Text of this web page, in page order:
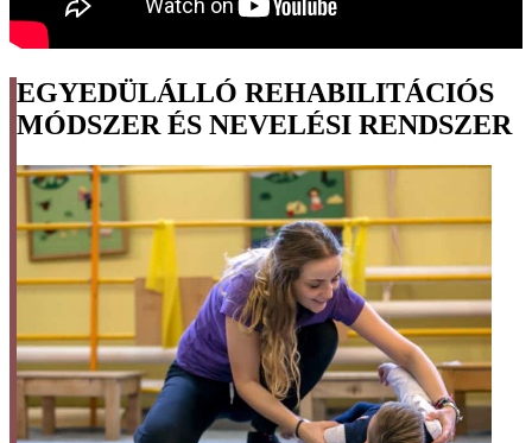
EGYEDÜLÁLLÓ REHABILITÁCIÓS
MÓDSZER ÉS NEVELÉSI RENDSZER